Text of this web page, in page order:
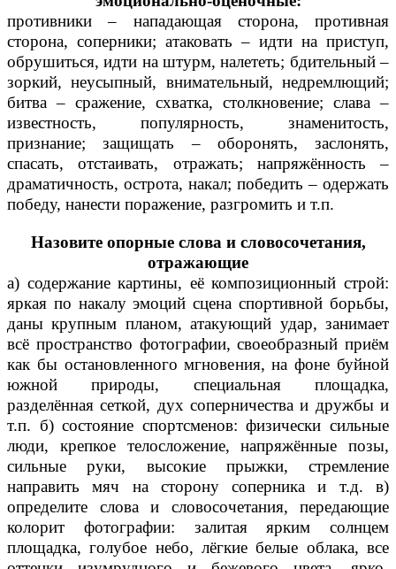
противники – нападающая сторона, противная
сторона, соперники; атаковать – идти на приступ,
обрушиться, идти на штурм, налететь; бдительный –
зоркий, неусыпный, внимательный, недремлющий;
битва – сражение, схватка, столкновение; слава –
известность, популярность, знаменитость,
признание; защищать – оборонять, заслонять,
спасать, отстаивать, отражать; напряжённость –
драматичность, острота, накал; победить – одержать
победу, нанести поражение, разгромить и т.п.
Назовите опорные слова и словосочетания,
отражающие
а) содержание картины, её композиционный строй:
яркая по накалу эмоций сцена спортивной борьбы,
даны крупным планом, атакующий удар, занимает
всё пространство фотографии, своеобразный приём
как бы остановленного мгновения, на фоне буйной
южной природы, специальная площадка,
разделённая сеткой, дух соперничества и дружбы и
т.п. б) состояние спортсменов: физически сильные
люди, крепкое телосложение, напряжённые позы,
сильные руки, высокие прыжки, стремление
направить мяч на сторону соперника и т.д. в)
определите слова и словосочетания, передающие
колорит фотографии: залитая ярким солнцем
площадка, голубое небо, лёгкие белые облака, все